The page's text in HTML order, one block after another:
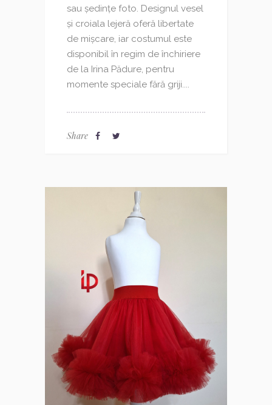
sau ședințe foto. Designul vesel
și croiala lejeră oferă libertate
de mișcare, iar costumul este
disponibil în regim de închiriere
de la Irina Pădure, pentru
momente speciale fără griji....
Share